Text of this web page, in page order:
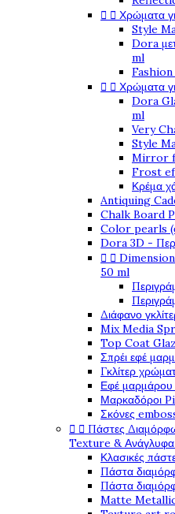
  Χρώματα
Style
Dora
ml
Fashion
  Χρώματα
Dora
ml
Very
Style
Mirror
Frost
Κρέμα
Antiquing
Chalk Board
Color pearls
Dora 3D -
 
50 ml
Διάφανο
Mix Media
Top Coat
Σπρέι εφέ
Γκλίτερ
Εφέ
Μαρκαδόροι
Σκόνες
  Πάστες
Texture &
Κλασικές
Πάστα
Πάστα
Matte